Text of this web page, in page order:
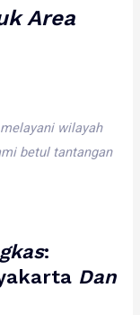
Area
melayani wilayah
betul tantangan
:
Dan